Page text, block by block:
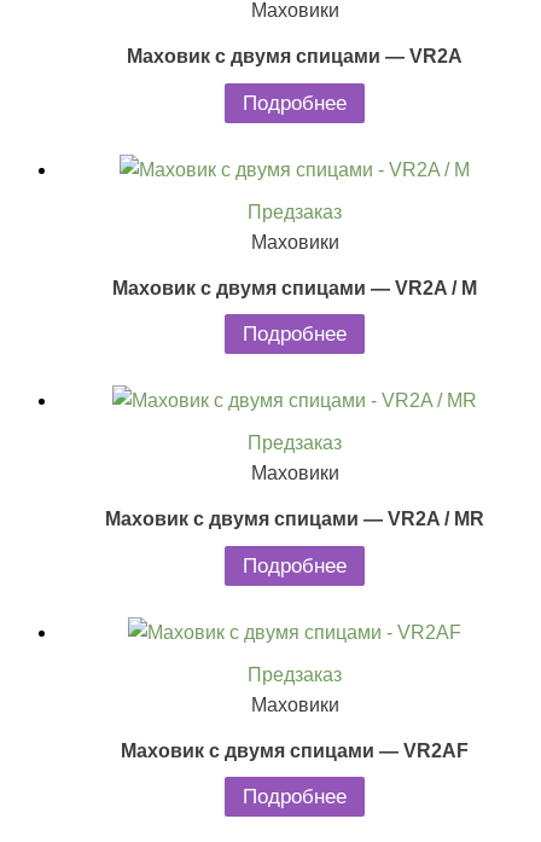
Маховики
Маховик с двумя спицами — VR2A
Подробнее
Предзаказ
Маховики
Маховик с двумя спицами — VR2A / M
Подробнее
Предзаказ
Маховики
Маховик с двумя спицами — VR2A / MR
Подробнее
Предзаказ
Маховики
Маховик с двумя спицами — VR2AF
Подробнее